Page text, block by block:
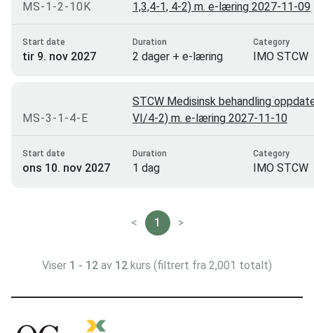
MS-1-2-10K
Start date
tir 9. nov 2027
1,3,4-1, 4-2) m. e-læring 2027-11-09
Duration
2 dager + e-læring
Category
IMO STCW
MS-3-1-4-E
Start date
ons 10. nov 2027
STCW Medisinsk behandling
VI/4-2) m. e-læring 2027-11-10
Duration
1 dag
Category
IMO STCW
< 1 >
Viser 1 - 12 av 12 kurs (filtrert fra 2,001 totalt)